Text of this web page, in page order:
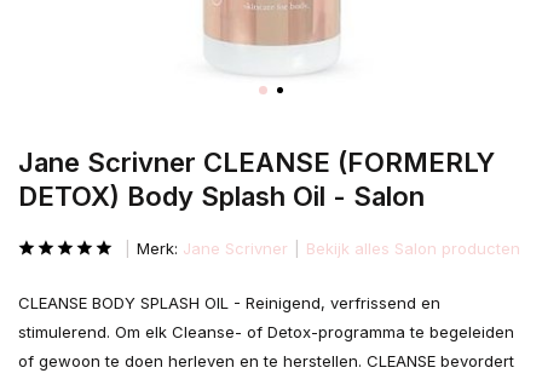
Jane Scrivner CLEANSE (FORMERLY
DETOX) Body Splash Oil - Salon
Merk: Jane Scrivner Bekijk alles Salon producten
CLEANSE BODY SPLASH OIL - Reinigend, verfrissend en
stimulerend. Om elk Cleanse- of Detox-programma te begeleiden
of gewoon te doen herleven en te herstellen. CLEANSE bevordert